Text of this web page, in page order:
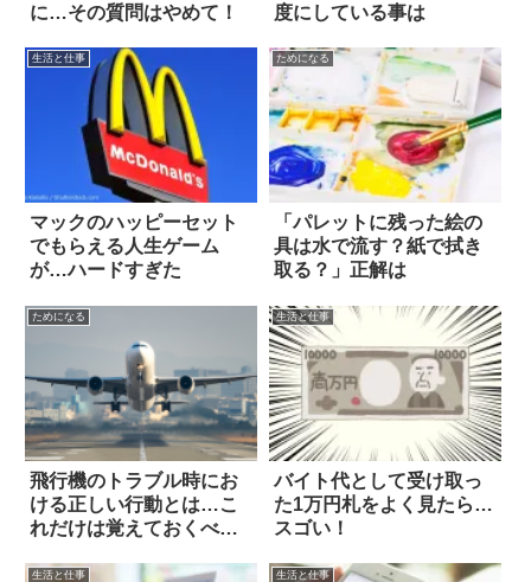
に…その質問はやめて！
度にしている事は
生活と仕事
マックのハッピーセット
でもらえる人生ゲーム
が…ハードすぎた
ためになる
「パレットに残った絵の
具は水で流す？紙で拭き
取る？」正解は
ためになる
飛行機のトラブル時にお
ける正しい行動とは…こ
れだけは覚えておくべき2
生活と仕事
バイト代として受け取っ
た1万円札をよく見たら…
スゴい！
生活と仕事 生活と仕事